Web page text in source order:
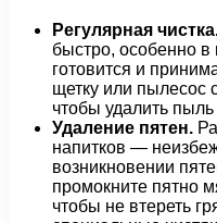
Регулярная
быстро, особенно в
готовится и
щетку или пылесос
чтобы удалить
Удаление пятен.
напитков —
возникновении
промокните пятно
чтобы не втереть